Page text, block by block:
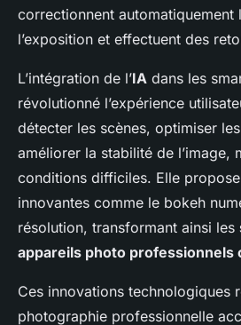
correctionnent automatiquement
l’exposition et effectuent des
L’intégration de l’IA dans les
révolutionné l’expérience
détecter les scènes, optimiser
améliorer la stabilité de l’image,
conditions difficiles. Elle
innovantes comme le bokeh
résolution, transformant ainsi les
appareils photo professionnels
Ces innovations technologiques
photographie professionnelle